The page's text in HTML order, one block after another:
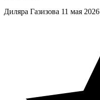
Диляра Газизова 11 мая 2026